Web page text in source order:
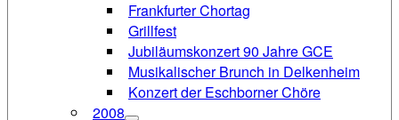
Frankfurter Chortag
Grillfest
Jubiläumskonzert 90 Jahre GCE
Musikalischer Brunch in Delkenheim
Konzert der Eschborner Chöre
2008